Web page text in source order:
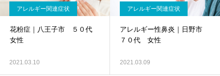
アレルギー関連症状
花粉症｜八王子市 ５０代
女性
2021.03.10
アレルギー関連症状
アレルギー性鼻炎｜日野市
７０代 女性
2021.03.09